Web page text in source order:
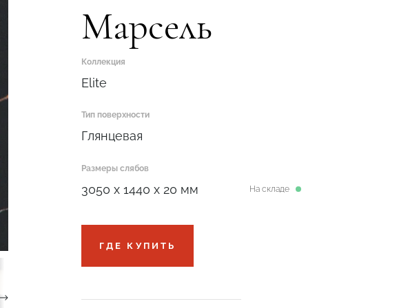
Марсель
Коллекция
Elite
Тип поверхности
Глянцевая
Размеры слябов
3050 x 1440 x 20 мм На складе
ГДЕ КУПИТЬ